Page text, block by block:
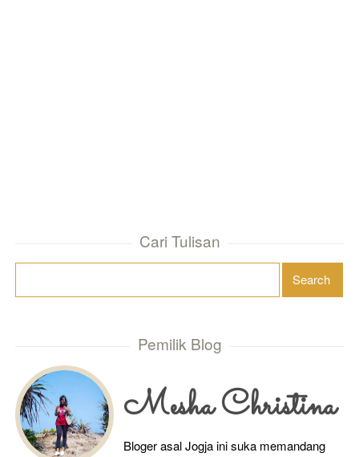
Cari Tulisan
Pemilik Blog
Mesha Christina
Bloger asal Jogja ini suka memandang